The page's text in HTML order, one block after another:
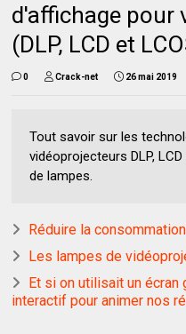
d'affichage pour
(DLP, LCD et
0 Crack-net 26 mai 2019
Tout savoir sur les
vidéoprojecteurs DLP,
de lampes.
Réduire la
Les lampes de
Et si on utilisait un écran
interactif pour animer nos